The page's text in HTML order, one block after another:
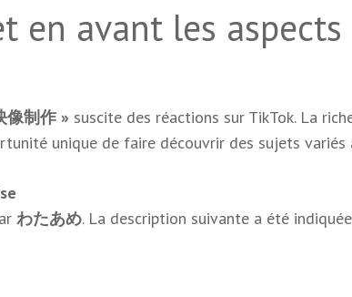
en avant les aspects
像制作 » suscite des réactions sur TikTok. La
unique de faire découvrir des sujets variés
わたあめ. La description suivante a été